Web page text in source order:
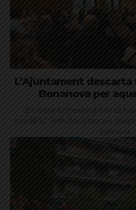
L’Ajuntament descarta
Bonanova per
Els veïns defensen que és un
envellida" amb dificultats per
Vallcarca